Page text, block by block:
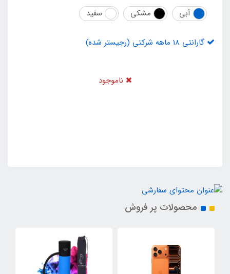
آبی
مشکی سفید
گارانتی 18 ماهه شرکتی (رجیستر شده)
ناموجود
محصولات پر فروش